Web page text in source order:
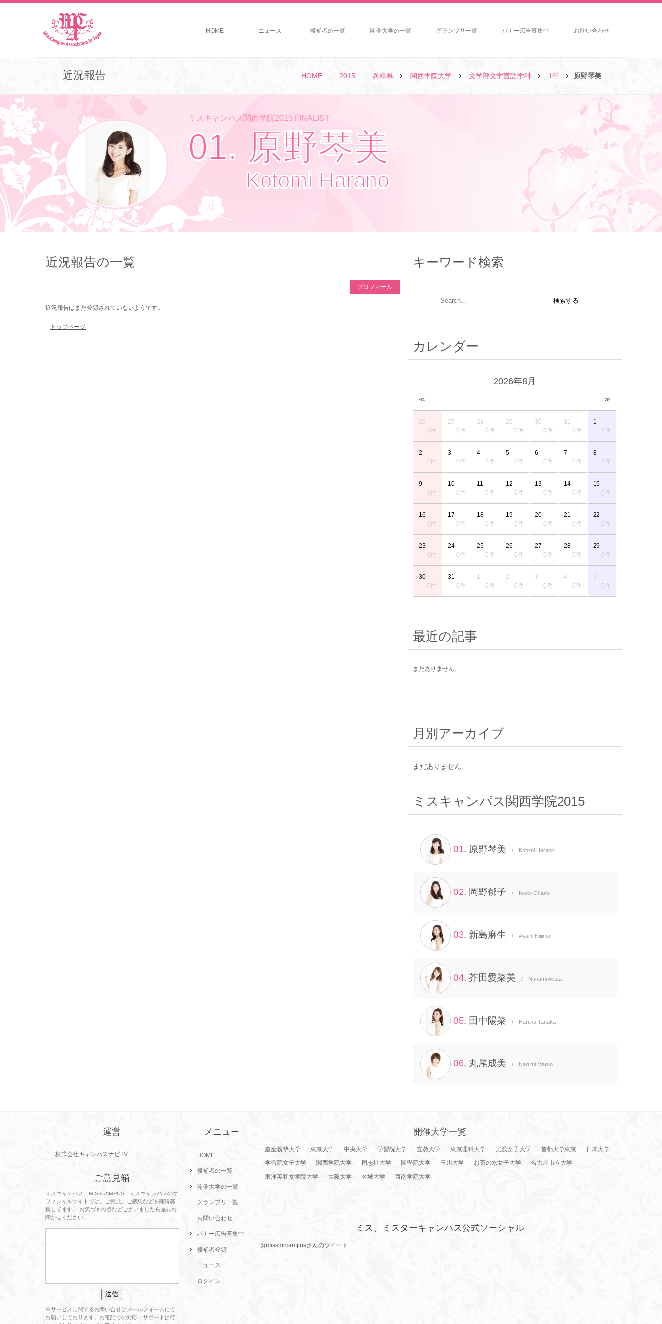
HOME ニュース 候補者の一覧 開催大学の一覧 グランプリ一覧 バナー広告募集中 お問い合わせ
HOME 2015 兵庫県 関西学院大学 文学部文学言語学科 1年 原野琴美
近況報告
ミスキャンパス関西学院2015 FINALIST
01. 原野琴美
Kotomi Harano
近況報告の一覧
プロフィール
近況報告はまだ登録されていないようです。
トップページ
キーワード検索
カレンダー
2026年8月
≪ ≫
26
0件
27
0件
28
0件
29
0件
30
0件
31
0件
1
0件
2
0件
3
0件
4
0件
5
0件
6
0件
7
0件
8
0件
9
0件
10
0件
11
0件
12
0件
13
0件
14
0件
15
0件
16
0件
17
0件
18
0件
19
0件
20
0件
21
0件
22
0件
23
0件
24
0件
25
0件
26
0件
27
0件
28
0件
29
0件
30
0件
31
0件
1
0件
2
0件
3
0件
4
0件
5
0件
最近の記事
まだありません。
月別アーカイブ
まだありません。
ミスキャンパス関西学院2015
01. 原野琴美 / Kotomi Harano
02. 岡野郁子 / Ikuko Okano
03. 新島麻生 / Asami Niijima
04. 芥田愛菜美 / Manami Akuta
05. 田中陽菜 / Haruna Tanaka
06. 丸尾成美 / Narumi Maruo
運営
株式会社キャンパスナビTV
ご意見箱
ミスキャンパス｜MISSCAMPUS ミスキャンパスのオ
フィシャルサイトでは、ご意見、ご感想などを随時募
集してます。 お気づきの点などございましたら是非お
聞かせください。
※サービスに関するお問い合せはメールフォームにて
お願いしております。お電話での対応・サポートは行
メニュー
HOME
候補者の一覧
開催大学の一覧
グランプリ一覧
お問い合わせ
バナー広告募集中
候補者登録
ニュース
ログイン
開催大学一覧
慶應義塾大学 東京大学 中央大学 学習院大学 立教大学 東京理科大学 実践女子大学 首都大学東京
日本大学
学習院女子大学
関西学院大学 同志社大学 國學院大学 玉川大学 お茶の水女子大学
名古屋市立大学
東洋英和女学院大学
大阪大学 名城大学 西南学院大学
ミス、ミスターキャンパス公式ソーシャル
@missmrcampusさんのツイート